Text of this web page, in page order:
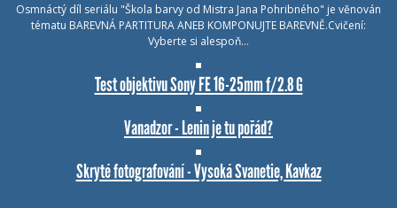
Osmnáctý díl seriálu "Škola barvy od Mistra Jana Pohribného" je věnován
tématu BAREVNÁ PARTITURA ANEB KOMPONUJTE BAREVNĚ.Cvičení:
Vyberte si alespoň…
Test objektivu Sony FE 16-25mm f/2.8 G
Vanadzor - Lenin je tu pořád?
Skryté fotografování - Vysoká Svanetie, Kavkaz